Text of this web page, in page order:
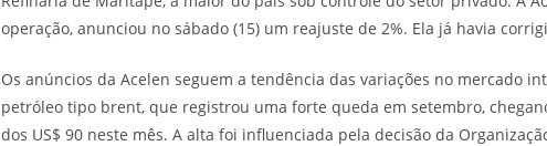
operação, anunciou no sábado (15) um reajuste de 2%. Ela já havia
Os anúncios da Acelen seguem a tendência das variações no mercado
petróleo tipo brent, que registrou uma forte queda em setembro,
dos US$ 90 neste mês. A alta foi influenciada pela decisão da